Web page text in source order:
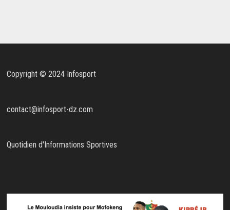
Copyright © 2024 Infosport
contact@infosport-dz.com
Quotidien d'Informations Sportives